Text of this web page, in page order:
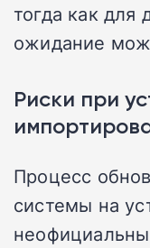
тогда как для
ожидание
Риски при
Процесс
системы на